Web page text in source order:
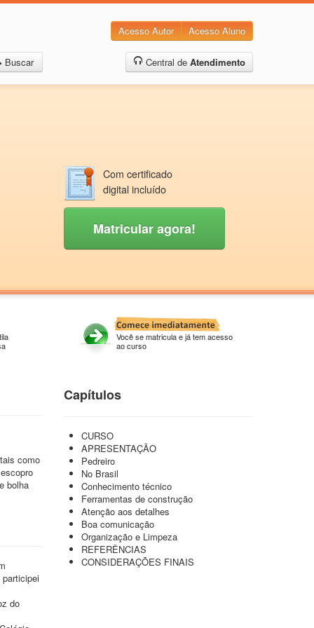
Acesso Autor Acesso Aluno
Buscar Central de Atendimento
Com certificado
digital incluído
Matricular agora!
Você se matricula e já tem acesso
ao curso
como
bolha
do
Capítulos
CURSO
APRESENTAÇÃO
Pedreiro
No Brasil
Conhecimento técnico
Ferramentas de construção
Atenção aos detalhes
Boa comunicação
Organização e Limpeza
REFERÊNCIAS
CONSIDERAÇÕES FINAIS